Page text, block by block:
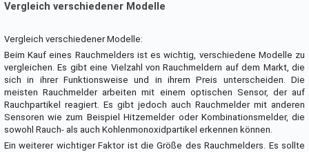
Vergleich verschiedener Modelle
Vergleich verschiedener Modelle:
Beim Kauf eines Rauchmelders ist es wichtig, verschiedene Modelle zu
vergleichen. Es gibt eine Vielzahl von Rauchmeldern auf dem Markt, die
sich in ihrer Funktionsweise und in ihrem Preis unterscheiden. Die
meisten Rauchmelder arbeiten mit einem optischen Sensor, der auf
Rauchpartikel reagiert. Es gibt jedoch auch Rauchmelder mit anderen
Sensoren wie zum Beispiel Hitzemelder oder Kombinationsmelder, die
sowohl Rauch- als auch Kohlenmonoxidpartikel erkennen können.
Ein weiterer wichtiger Faktor ist die Größe des Rauchmelders. Es sollte